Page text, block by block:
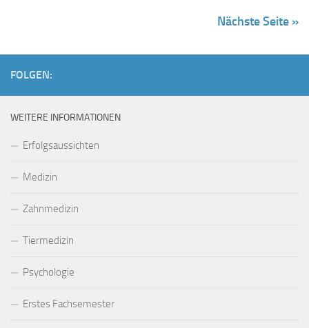
Nächste Seite »
FOLGEN:
WEITERE INFORMATIONEN
Erfolgsaussichten
Medizin
Zahnmedizin
Tiermedizin
Psychologie
Erstes Fachsemester